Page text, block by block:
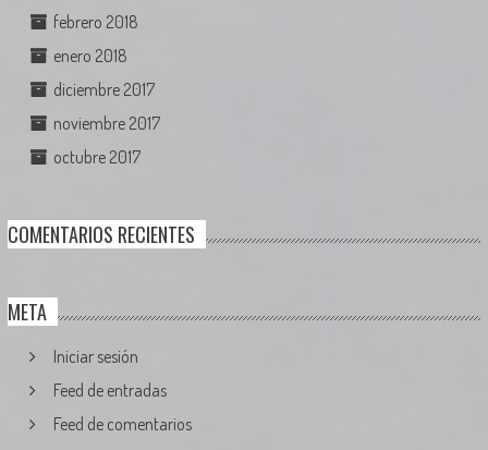
febrero 2018
enero 2018
diciembre 2017
noviembre 2017
octubre 2017
COMENTARIOS RECIENTES
META
Iniciar sesión
Feed de entradas
Feed de comentarios